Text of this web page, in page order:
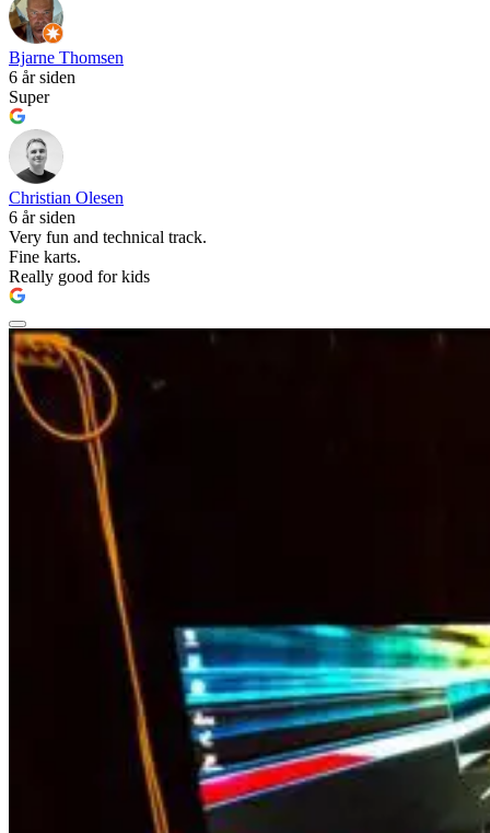
Bjarne Thomsen
6 år siden
Super
Christian Olesen
6 år siden
Very fun and technical track.
Fine karts.
Really good for kids